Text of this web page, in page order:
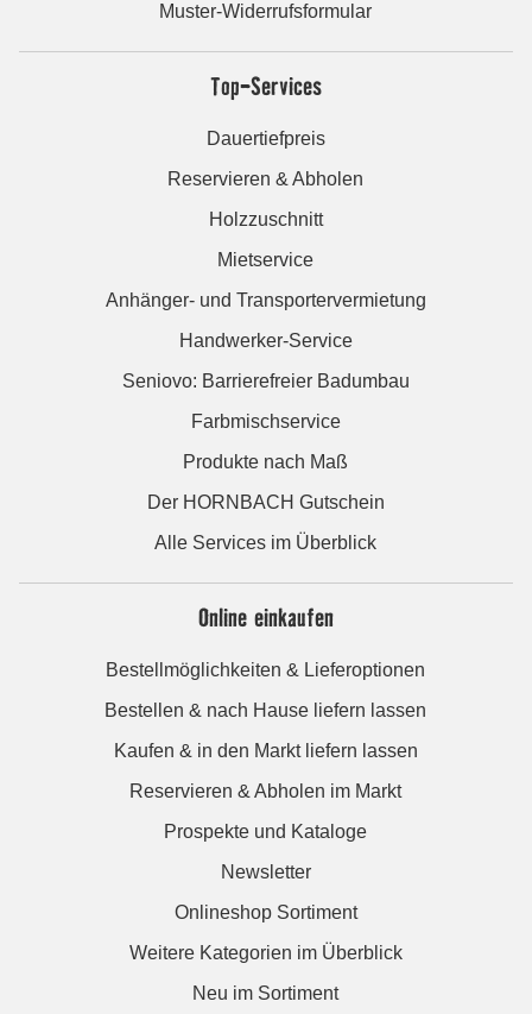
Muster-Widerrufsformular
Top-Services
Dauertiefpreis
Reservieren & Abholen
Holzzuschnitt
Mietservice
Anhänger- und Transportervermietung
Handwerker-Service
Seniovo: Barrierefreier Badumbau
Farbmischservice
Produkte nach Maß
Der HORNBACH Gutschein
Alle Services im Überblick
Online einkaufen
Bestellmöglichkeiten & Lieferoptionen
Bestellen & nach Hause liefern lassen
Kaufen & in den Markt liefern lassen
Reservieren & Abholen im Markt
Prospekte und Kataloge
Newsletter
Onlineshop Sortiment
Weitere Kategorien im Überblick
Neu im Sortiment